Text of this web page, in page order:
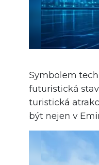
Symbolem
futuristická
turistická
být nejen v